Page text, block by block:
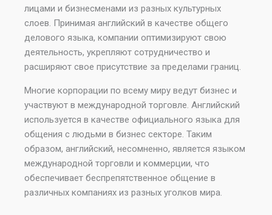
лицами и бизнесменами из разных культурных
слоев. Принимая английский в качестве общего
делового языка, компании оптимизируют свою
деятельность, укрепляют сотрудничество и
расширяют свое присутствие за пределами границ.
Многие корпорации по всему миру ведут бизнес и
участвуют в международной торговле. Английский
используется в качестве официального языка для
общения с людьми в бизнес секторе. Таким
образом, английский, несомненно, является языком
международной торговли и коммерции, что
обеспечивает беспрепятственное общение в
различных компаниях из разных уголков мира.